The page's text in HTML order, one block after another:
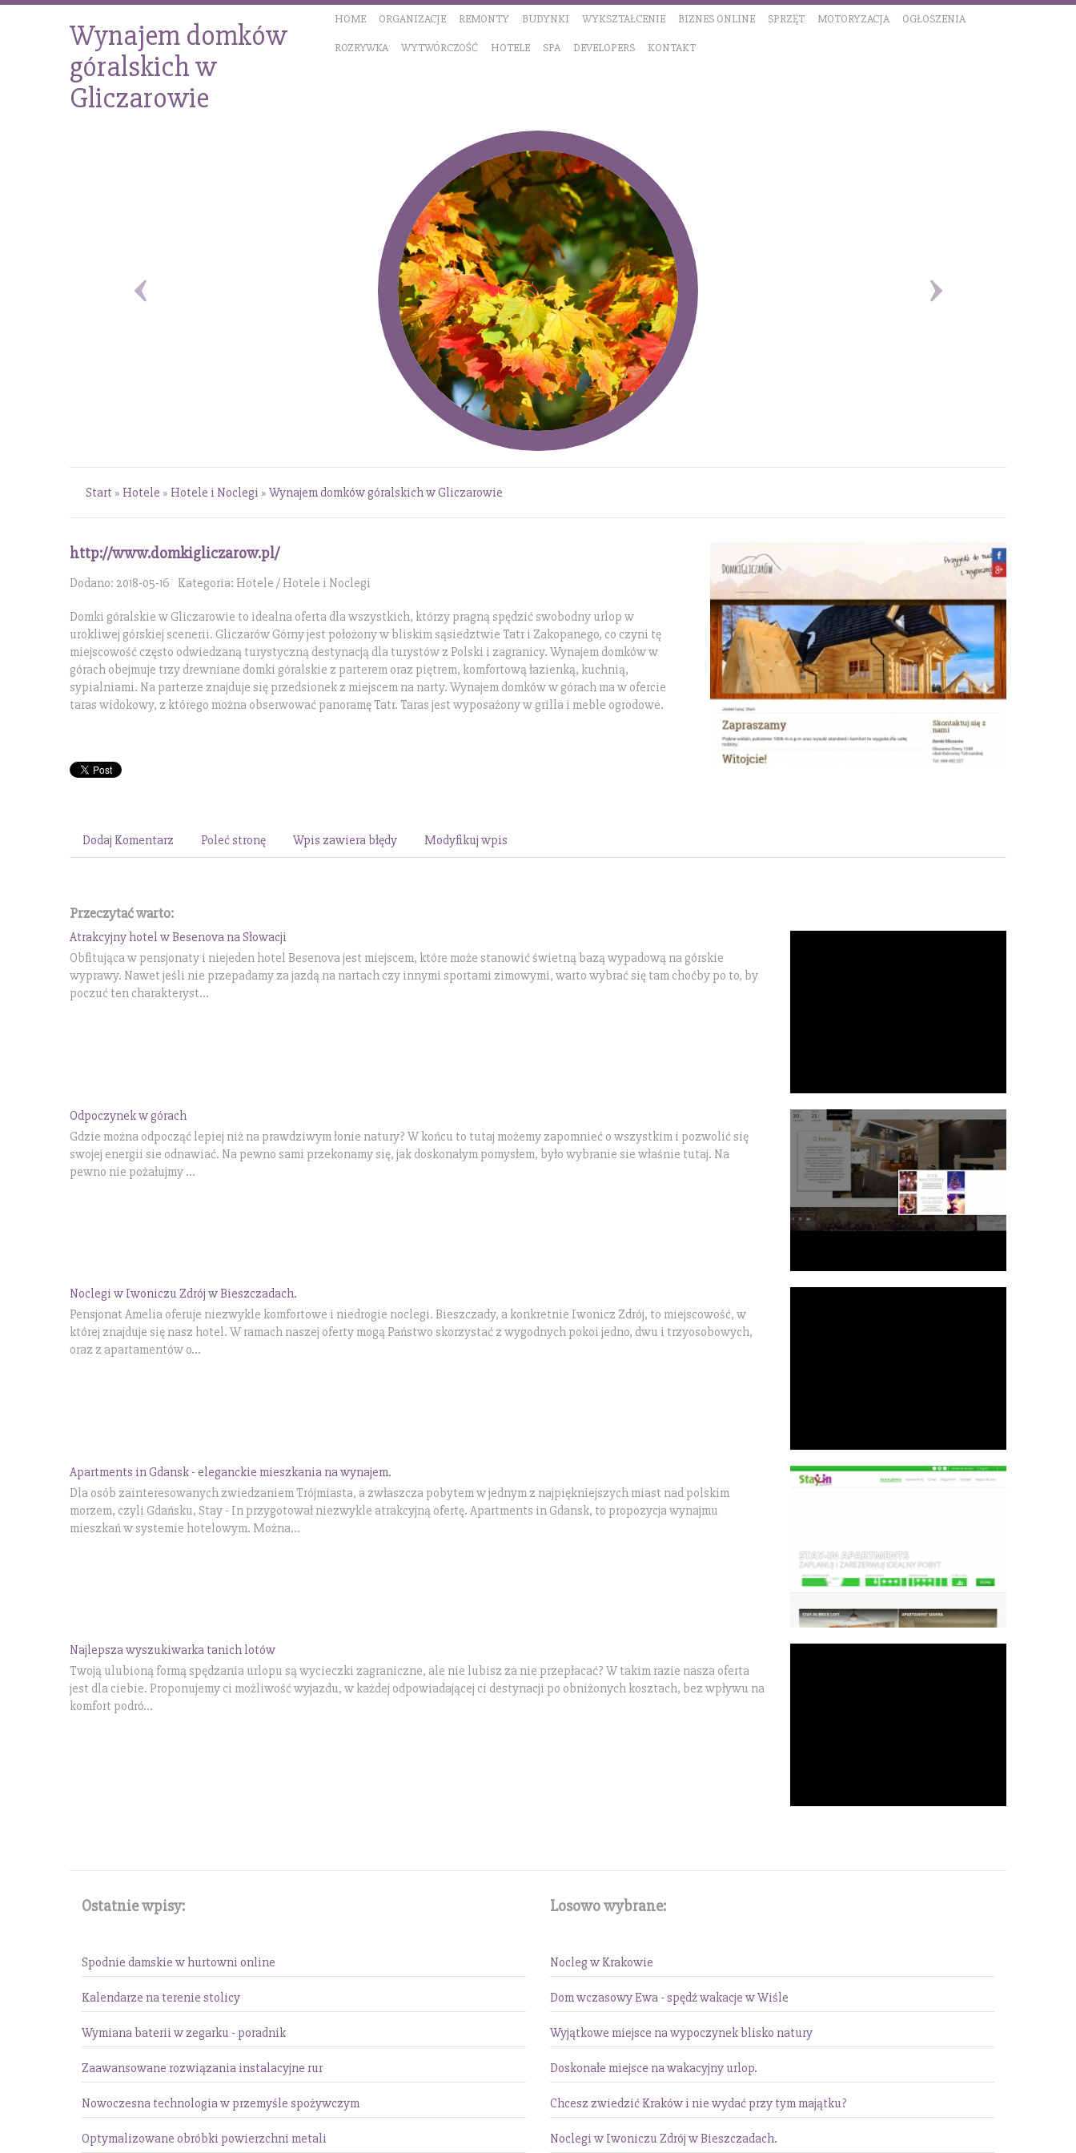
HOME ORGANIZACJE REMONTY BUDYNKI WYKSZTAŁCENIE BIZNES ONLINE SPRZĘT MOTORYZACJA OGŁOSZENIA
ROZRYWKA WYTWÓRCZOŚĆ HOTELE SPA DEVELOPERS KONTAKT
Wynajem domków
góralskich w
Gliczarowie
Start » Hotele » Hotele i Noclegi » Wynajem domków góralskich w Gliczarowie
http://www.domkigliczarow.pl/
Dodano: 2018-05-16 Kategoria: Hotele / Hotele i Noclegi
Domki góralskie w Gliczarowie to idealna oferta dla wszystkich, którzy pragną spędzić swobodny urlop w
urokliwej górskiej scenerii. Gliczarów Górny jest położony w bliskim sąsiedztwie Tatr i Zakopanego, co czyni tę
miejscowość często odwiedzaną turystyczną destynacją dla turystów z Polski i zagranicy. Wynajem domków w
górach obejmuje trzy drewniane domki góralskie z parterem oraz piętrem, komfortową łazienką, kuchnią,
sypialniami. Na parterze znajduje się przedsionek z miejscem na narty. Wynajem domków w górach ma w ofercie
taras widokowy, z którego można obserwować panoramę Tatr. Taras jest wyposażony w grilla i meble ogrodowe.
Dodaj Komentarz Poleć stronę Wpis zawiera błędy Modyfikuj wpis
Przeczytać warto:
Atrakcyjny hotel w Besenova na Słowacji
Obfitująca w pensjonaty i niejeden hotel Besenova jest miejscem, które może stanowić świetną bazą wypadową na górskie
wyprawy. Nawet jeśli nie przepadamy za jazdą na nartach czy innymi sportami zimowymi, warto wybrać się tam choćby po to, by
poczuć ten charakteryst...
Odpoczynek w górach
Gdzie można odpocząć lepiej niż na prawdziwym łonie natury? W końcu to tutaj możemy zapomnieć o wszystkim i pozwolić się
swojej energii sie odnawiać. Na pewno sami przekonamy się, jak doskonałym pomysłem, było wybranie sie właśnie tutaj. Na
pewno nie pożałujmy ...
Noclegi w Iwoniczu Zdrój w Bieszczadach.
Pensjonat Amelia oferuje niezwykle komfortowe i niedrogie noclegi. Bieszczady, a konkretnie Iwonicz Zdrój, to miejscowość, w
której znajduje się nasz hotel. W ramach naszej oferty mogą Państwo skorzystać z wygodnych pokoi jedno, dwu i trzyosobowych,
oraz z apartamentów o...
Apartments in Gdansk - eleganckie mieszkania na wynajem.
Dla osób zainteresowanych zwiedzaniem Trójmiasta, a zwłaszcza pobytem w jednym z najpiękniejszych miast nad polskim
morzem, czyli Gdańsku, Stay - In przygotował niezwykle atrakcyjną ofertę. Apartments in Gdansk, to propozycja wynajmu
mieszkań w systemie hotelowym. Można...
Najlepsza wyszukiwarka tanich lotów
Twoją ulubioną formą spędzania urlopu są wycieczki zagraniczne, ale nie lubisz za nie przepłacać? W takim razie nasza oferta
jest dla ciebie. Proponujemy ci możliwość wyjazdu, w każdej odpowiadającej ci destynacji po obniżonych kosztach, bez wpływu na
komfort podró...
Ostatnie wpisy:
Spodnie damskie w hurtowni online
Kalendarze na terenie stolicy
Wymiana baterii w zegarku - poradnik
Zaawansowane rozwiązania instalacyjne rur
Nowoczesna technologia w przemyśle spożywczym
Optymalizowane obróbki powierzchni metali
Losowo wybrane:
Nocleg w Krakowie
Dom wczasowy Ewa - spędź wakacje w Wiśle
Wyjątkowe miejsce na wypoczynek blisko natury
Doskonałe miejsce na wakacyjny urlop.
Chcesz zwiedzić Kraków i nie wydać przy tym majątku?
Noclegi w Iwoniczu Zdrój w Bieszczadach.